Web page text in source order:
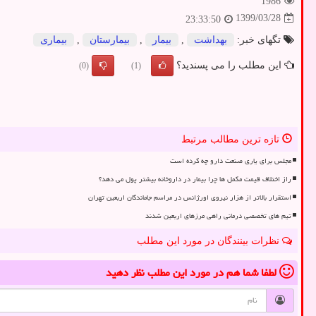
1399/03/28
23:33:50
تگهای خبر:
بهداشت بیمار بیمارستان بیماری
این مطلب را می پسندید؟ (1)
(0)
تازه ترین مطالب مرتبط
مجلس برای یاری صنعت دارو چه کرده است
راز اختلاف قیمت مکمل ها چرا بیمار در داروخانه بیشتر پول می دهد؟
استقرار بالاتر از هزار نیروی اورژانس در مراسم جاماندگان اربعین تهران
تیم های تخصصی درمانی راهی مرزهای اربعین شدند
نظرات بینندگان در مورد این مطلب
لطفا شما همدر مورد این مطلبنظر دهید